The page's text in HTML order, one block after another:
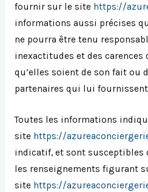
fournir sur le site https://
informations aussi précises
ne pourra être tenu
inexactitudes et des carences
qu’elles soient de son fait ou
partenaires qui lui
Toutes les informations
site https://
indicatif, et sont susceptibles
les renseignements figurant
site https://